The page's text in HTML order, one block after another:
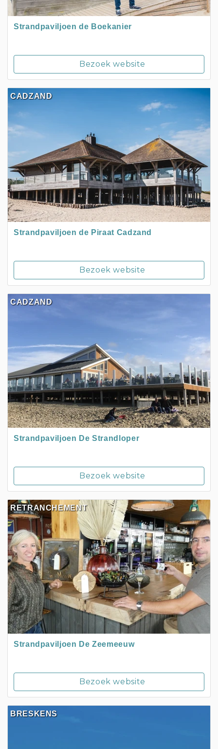
Strandpaviljoen de Boekanier
Bezoek website
CADZAND
Strandpaviljoen de Piraat Cadzand
Bezoek website
CADZAND
Strandpaviljoen De Strandloper
Bezoek website
RETRANCHEMENT
Strandpaviljoen De Zeemeeuw
Bezoek website
BRESKENS